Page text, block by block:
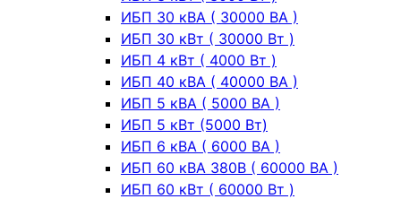
ИБП 30 кВА ( 30000 ВА )
ИБП 30 кВт ( 30000 Вт )
ИБП 4 кВт ( 4000 Вт )
ИБП 40 кВА ( 40000 ВА )
ИБП 5 кВА ( 5000 ВА )
ИБП 5 кВт (5000 Вт)
ИБП 6 кВА ( 6000 ВА )
ИБП 60 кВА 380В ( 60000 ВА )
ИБП 60 кВт ( 60000 Вт )